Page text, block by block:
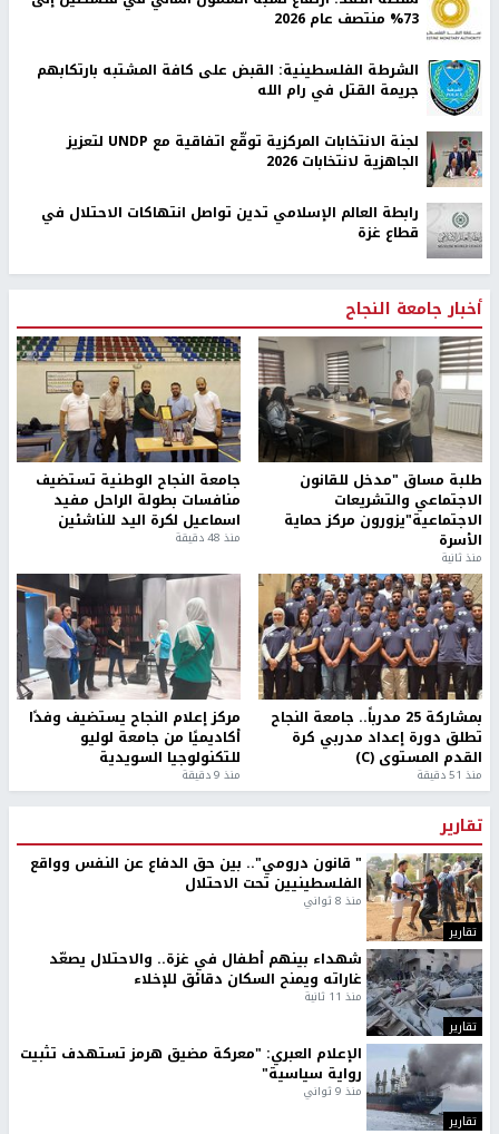
73% منتصف عام 2026
الشرطة الفلسطينية: القبض على كافة المشتبه بارتكابهم
جريمة القتل في رام الله
لجنة الانتخابات المركزية توقّع اتفاقية مع UNDP لتعزيز
الجاهزية لانتخابات 2026
رابطة العالم الإسلامي تدين تواصل انتهاكات الاحتلال في
قطاع غزة
أخبار جامعة النجاح
طلبة مساق "مدخل للقانون
الاجتماعي والتشريعات
الاجتماعية"يزورون مركز حماية
الأسرة
منذ ثانية
جامعة النجاح الوطنية تستضيف
منافسات بطولة الراحل مفيد
اسماعيل لكرة اليد للناشئين
منذ 48 دقيقة
بمشاركة 25 مدرباً.. جامعة النجاح
تطلق دورة إعداد مدربي كرة
القدم المستوى (C)
منذ 51 دقيقة
مركز إعلام النجاح يستضيف وفدًا
أكاديميًا من جامعة لوليو
للتكنولوجيا السويدية
منذ 9 دقيقة
تقارير
تقارير
" قانون درومي".. بين حق الدفاع عن النفس وواقع
الفلسطينيين تحت الاحتلال
منذ 8 ثواني
تقارير
شهداء بينهم أطفال في غزة.. والاحتلال يصعّد
غاراته ويمنح السكان دقائق للإخلاء
منذ 11 ثانية
تقارير
الإعلام العبري: "معركة مضيق هرمز تستهدف تثبيت
رواية سياسية"
منذ 9 ثواني